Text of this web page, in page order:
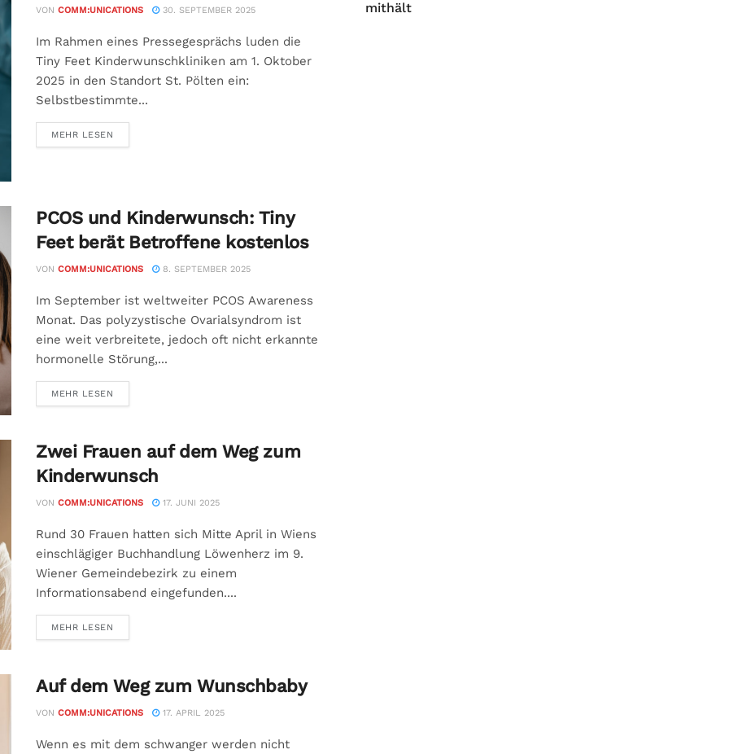
VON COMM:UNICATIONS 30. SEPTEMBER 2025
Im Rahmen eines Pressegesprächs luden die
Tiny Feet Kinderwunschkliniken am 1. Oktober
2025 in den Standort St. Pölten ein:
Selbstbestimmte...
MEHR LESEN
PCOS und Kinderwunsch: Tiny
Feet berät Betroffene kostenlos
VON COMM:UNICATIONS 8. SEPTEMBER 2025
Im September ist weltweiter PCOS Awareness
Monat. Das polyzystische Ovarialsyndrom ist
eine weit verbreitete, jedoch oft nicht erkannte
hormonelle Störung,...
MEHR LESEN
Zwei Frauen auf dem Weg zum
Kinderwunsch
VON COMM:UNICATIONS 17. JUNI 2025
Rund 30 Frauen hatten sich Mitte April in Wiens
einschlägiger Buchhandlung Löwenherz im 9.
Wiener Gemeindebezirk zu einem
Informationsabend eingefunden....
MEHR LESEN
Auf dem Weg zum Wunschbaby
VON COMM:UNICATIONS 17. APRIL 2025
Wenn es mit dem schwanger werden nicht
mithält